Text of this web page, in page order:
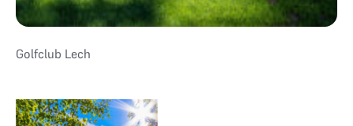
Golfclub Lech